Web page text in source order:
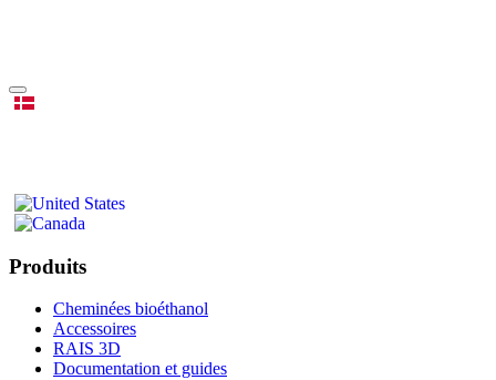
Produits
Cheminées bioéthanol
Accessoires
RAIS 3D
Documentation et guides